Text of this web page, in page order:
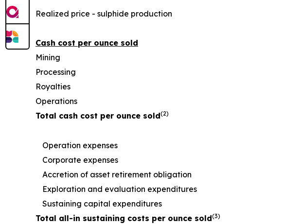
Realized price - sulphide production
Cash cost per ounce sold
Mining
Processing
Royalties
Operations
Total cash cost per ounce sold(2)
Operation expenses
Corporate expenses
Accretion of asset retirement obligation
Exploration and evaluation expenditures
Sustaining capital expenditures
Total all-in sustaining costs per ounce sold(3)